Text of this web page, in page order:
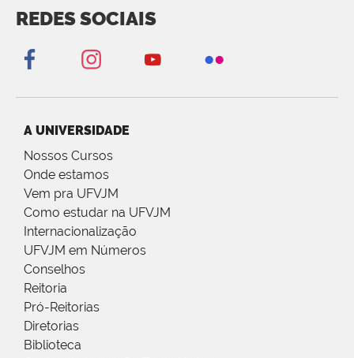
REDES SOCIAIS
A UNIVERSIDADE
Nossos Cursos
Onde estamos
Vem pra UFVJM
Como estudar na UFVJM
Internacionalização
UFVJM em Números
Conselhos
Reitoria
Pró-Reitorias
Diretorias
Biblioteca